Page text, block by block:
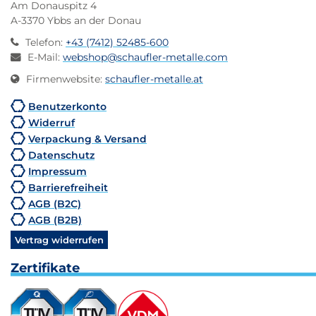
Am Donauspitz 4
A-3370 Ybbs an der Donau
Telefon: +43 (7412) 52485-600
E-Mail: webshop@schaufler-metalle.com
Firmenwebsite: schaufler-metalle.at
Benutzerkonto
Widerruf
Verpackung & Versand
Datenschutz
Impressum
Barrierefreiheit
AGB (B2C)
AGB (B2B)
Vertrag widerrufen
Zertifikate